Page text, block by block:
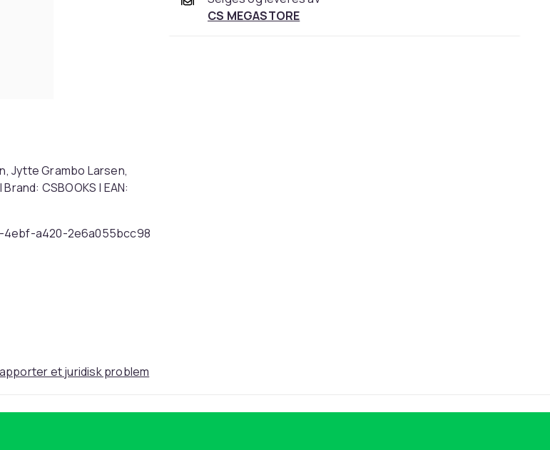
Jytte Grambo Larsen,
CSBOOKS | EAN:
4ebf-a420-2e6a055bcc98
CS MEGASTORE
et juridisk problem